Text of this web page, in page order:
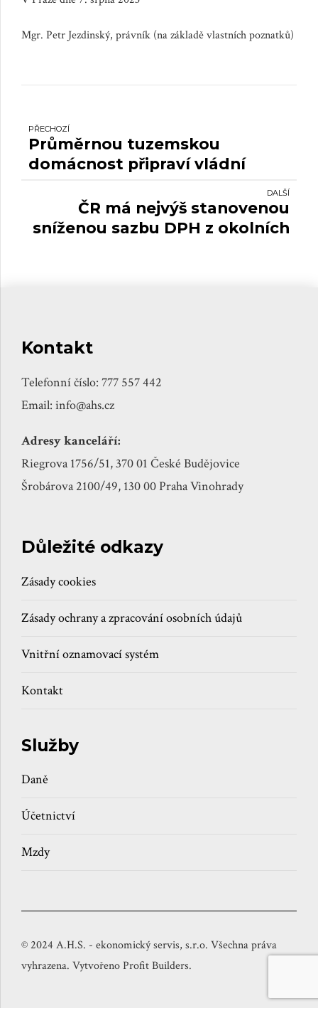
Mgr. Petr Jezdinský, právník (na základě vlastních poznatků)
PŘECHOZÍ
Průměrnou tuzemskou
domácnost připraví vládní
DALŠÍ
ČR má nejvýš stanovenou
sníženou sazbu DPH z okolních
Kontakt
Telefonní číslo: 777 557 442
Email: info@ahs.cz
Adresy kanceláří:
Riegrova 1756/51, 370 01 České Budějovice
Šrobárova 2100/49, 130 00 Praha Vinohrady
Důležité odkazy
Zásady cookies
Zásady ochrany a zpracování osobních údajů
Vnitřní oznamovací systém
Kontakt
Služby
Daně
Účetnictví
Mzdy
© 2024 A.H.S. - ekonomický servis, s.r.o. Všechna práva
vyhrazena. Vytvořeno Profit Builders.